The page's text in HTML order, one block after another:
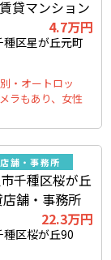
4.7万円
種区星が丘元町
・オートロッ
ラもあり、女性
舗・事務所
22.3万円
種区桜が丘90